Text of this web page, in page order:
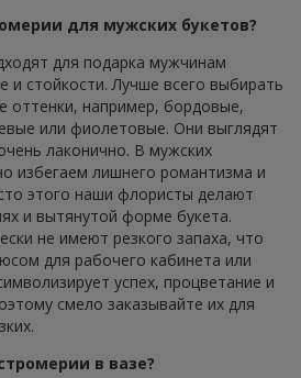
для мужских букетов?
для подарка мужчинам
и стойкости. Лучше всего выбирать
оттенки, например, бордовые,
или фиолетовые. Они выглядят
лаконично. В мужских
избегаем лишнего романтизма и
этого наши флористы делают
и вытянутой форме букета.
не имеют резкого запаха, что
для рабочего кабинета или
успех, процветание и
смело заказывайте их для
в вазе?